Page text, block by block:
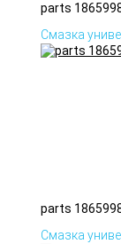
parts
Смазка
parts
Смазка